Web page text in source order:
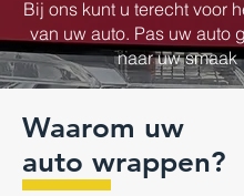
Bij ons kunt u terecht voor
van uw auto. Pas uw auto
naar uw smaak
Waarom uw
auto wrappen?